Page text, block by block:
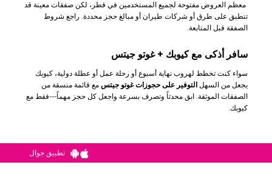
معظم العروض مفتوحة لجميع المستخدمين في قطر، لكن صفقات معينة قد
تنطبق على طرق أو شركات طيران أو مبالغ حجز محددة. راجع شروط
الصفقة قبل المتابعة.
سافر أذكى مع كيوبك + غوتو جيتس
سواء كنت تخطط لهروب نهاية أسبوع أو رحلة عمل أو عطلة دولية، كيوبك
يجعل من السهل
التوفير على حجوزات غوتو جيتس مع قائمة منسقة من
الصفقات الموثقة. ابق محدثاً وتصرف بسرعة واجعل كل حجز مهماً---فقط مع
كيوبك.
تطبيق جوال